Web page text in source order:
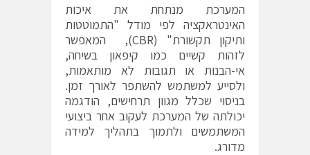
המערכת מנתחת את איכות
האינטראקציה לפי מודל "התמוטטות
ותיקון תקשורת" (CBR), המאפשר
לזהות קשיים כמו קיפאון בשיחה,
אי-הבנות או תגובות לא מותאמות,
ולסייע למשתמש להשתפר לאורך זמן.
בניסוי שכלל מגוון תרחישים, הודגמה
יכולתה של המערכת לעקוב אחר ביצועי
המשתמשים ולתמוך בתהליך למידה
מדורג.